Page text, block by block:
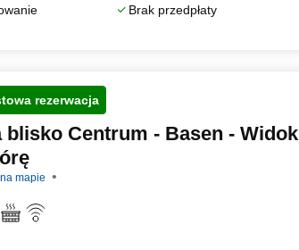
Brak przedpłaty
rezerwacja
blisko Centrum - Basen - Widok
mapie